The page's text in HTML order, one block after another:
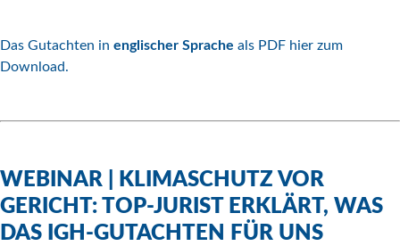
Das Gutachten in englischer Sprache als PDF hier zum
Download.
WEBINAR | KLIMASCHUTZ VOR
GERICHT: TOP-JURIST ERKLÄRT, WAS
DAS IGH-GUTACHTEN FÜR UNS